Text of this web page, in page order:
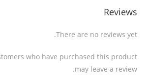
Reviews
There are no reviews yet.
who have purchased this product
may leave a review.